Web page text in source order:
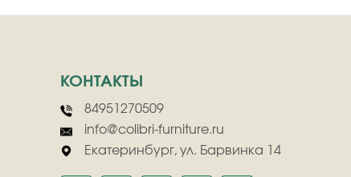
КОНТАКТЫ
84951270509
info@colibri-furniture.ru
Екатеринбург, ул. Барвинка 14